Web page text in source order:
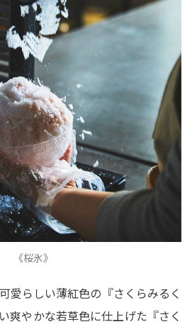
《桜氷》
愛らしい薄紅色の『さくらみるく
爽やかな若草色に仕上げた『さく